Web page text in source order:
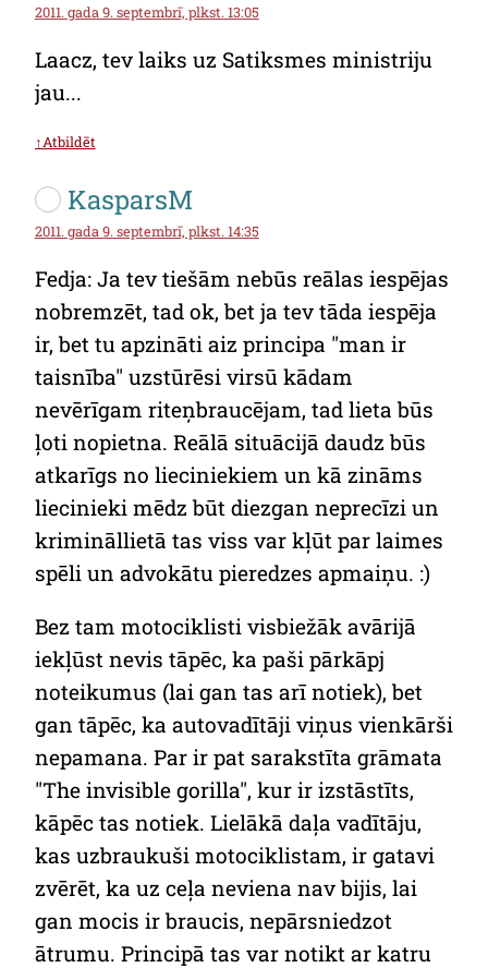
2011. gada 9. septembrī, plkst. 13:05
Laacz, tev laiks uz Satiksmes ministriju
jau...
↑Atbildēt
KasparsM
2011. gada 9. septembrī, plkst. 14:35
Fedja: Ja tev tiešām nebūs reālas iespējas
nobremzēt, tad ok, bet ja tev tāda iespēja
ir, bet tu apzināti aiz principa "man ir
taisnība" uzstūrēsi virsū kādam
nevērīgam riteņbraucējam, tad lieta būs
ļoti nopietna. Reālā situācijā daudz būs
atkarīgs no lieciniekiem un kā zināms
liecinieki mēdz būt diezgan neprecīzi un
krimināllietā tas viss var kļūt par laimes
spēli un advokātu pieredzes apmaiņu. :)
Bez tam motociklisti visbiežāk avārijā
iekļūst nevis tāpēc, ka paši pārkāpj
noteikumus (lai gan tas arī notiek), bet
gan tāpēc, ka autovadītāji viņus vienkārši
nepamana. Par ir pat sarakstīta grāmata
"The invisible gorilla", kur ir izstāstīts,
kāpēc tas notiek. Lielākā daļa vadītāju,
kas uzbraukuši motociklistam, ir gatavi
zvērēt, ka uz ceļa neviena nav bijis, lai
gan mocis ir braucis, nepārsniedzot
ātrumu. Principā tas var notikt ar katru